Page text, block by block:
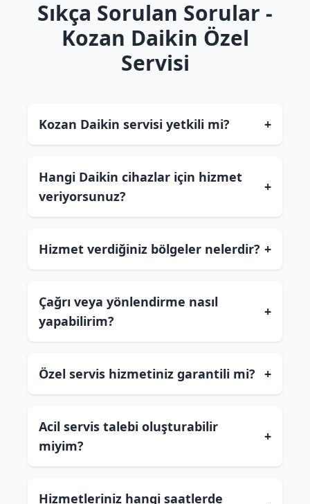
Sıkça Sorulan Sorular -
Kozan Daikin Özel
Servisi
Kozan Daikin servisi yetkili mi? +
Hangi Daikin cihazlar için hizmet
veriyorsunuz?
+
Hizmet verdiğiniz bölgeler nelerdir? +
Çağrı veya yönlendirme nasıl
yapabilirim?
+
Özel servis hizmetiniz garantili mi? +
Acil servis talebi oluşturabilir
miyim?
+
Hizmetleriniz hangi saatlerde